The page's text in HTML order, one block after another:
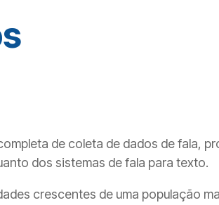
de coleta de dados de fala,
dos sistemas de fala para texto.
crescentes de uma população